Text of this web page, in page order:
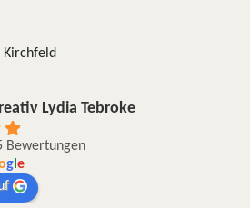
Kirchfeld
Lydia Tebroke
Bewertungen
gle